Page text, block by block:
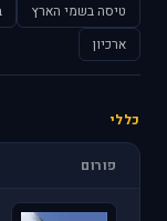
טיסה בשמי הארץ
ארכיון
כללי
פורום